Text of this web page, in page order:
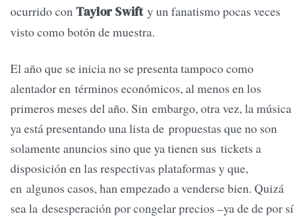
ocurrido con Taylor Swifty un fanatismo pocas veces
visto como botón de muestra.
El año que se inicia no se presenta tampoco como
alentador en términos económicos, al menos en los
primeros meses del año. Sin embargo, otra vez, la música
ya está presentando una lista de propuestas que no son
solamente anuncios sino que ya tienen sus tickets a
disposición en las respectivas plataformas y que,
en algunos casos, han empezado a venderse bien. Quizá
sea la desesperación por congelar precios –ya de de por sí